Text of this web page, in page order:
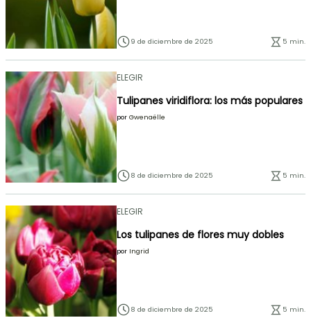
9 de diciembre de 2025 5 min.
ELEGIR
Tulipanes viridiflora: los más populares
por Gwenaëlle
8 de diciembre de 2025 5 min.
ELEGIR
Los tulipanes de flores muy dobles
por Ingrid
8 de diciembre de 2025 5 min.